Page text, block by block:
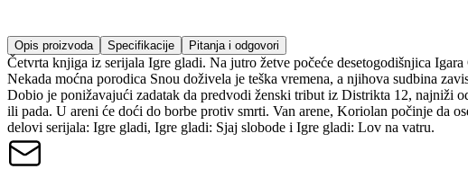
Opis proizvoda Specifikacije Pitanja i odgovori
Četvrta knjiga iz serijala Igre gladi. Na jutro žetve počeće desetogodišnjica
Nekada moćna porodica Snou doživela je teška vremena, a njihova sudbina
Dobio je ponižavajući zadatak da predvodi ženski tribut iz Distrikta 12, najniži
ili pada. U areni će doći do borbe protiv smrti. Van arene, Koriolan počinje da
delovi serijala: Igre gladi, Igre gladi: Sjaj slobode i Igre gladi: Lov na vatru.